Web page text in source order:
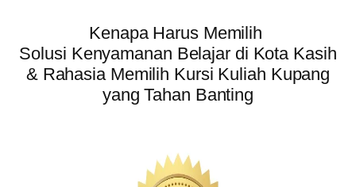
Kenapa Harus Memilih
Solusi Kenyamanan Belajar di Kota Kasih
& Rahasia Memilih Kursi Kuliah Kupang
yang Tahan Banting